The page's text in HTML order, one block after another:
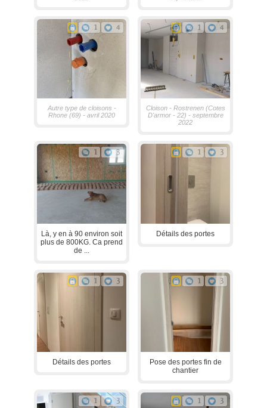
1 4
Autre type de cloisons -
Rhone (69) - avril 2020
1 4
Cloison - Rostrenen (Cotes
D'armor - 22) - septembre
2022
1 3
Là, y en à 90 environ soit
plus de 800KG. Ca prend
de ...
1 3
Détails des portes
1 3
Détails des portes
1 3
Pose des portes fin de
chantier
1 3 1 3